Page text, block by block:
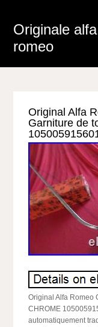
Originale alfa
romeo
Original Alfa
Garniture de
Original Alfa Romeo
CHROME
automatiquement